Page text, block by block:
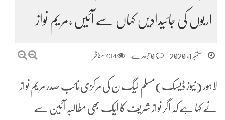
اربوں کی جائیدادیں کہاں سے آئیں ،مریم نواز
ستمبر 1, 2020 434 مناظر
لاہور (نیوز ڈیسک)مسلم لیگ ن کی مرکزی نائب صدر مریم نواز
نے کہا ہے کہ اگر نواز شریف کا ایک بھی مطالبہ آئین سے